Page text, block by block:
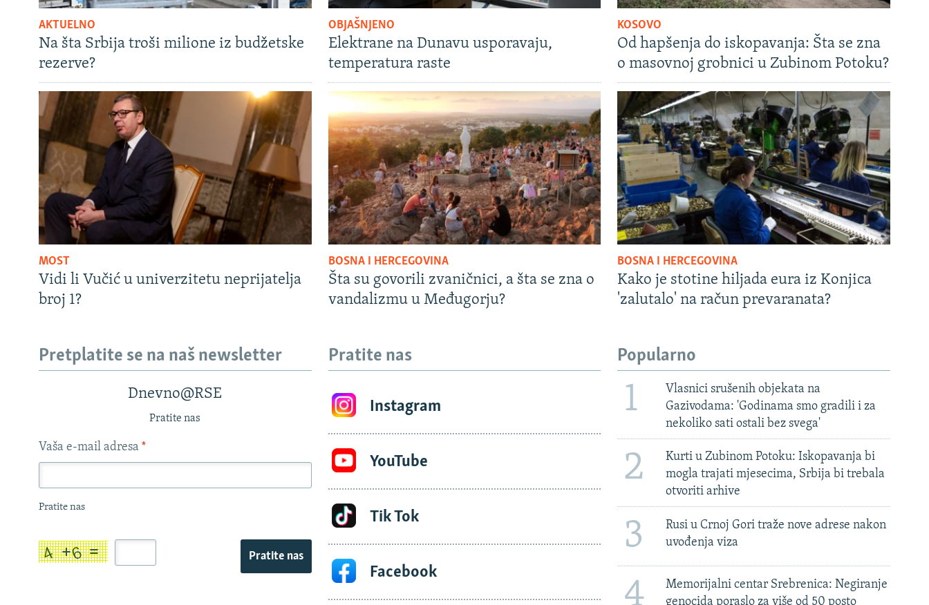
AKTUELNO
Na šta Srbija troši milione iz budžetske
rezerve?
OBJAŠNJENO
Elektrane na Dunavu usporavaju,
temperatura raste
KOSOVO
Od hapšenja do iskopavanja: Šta se zna
o masovnoj grobnici u Zubinom Potoku?
MOST
Vidi li Vučić u univerzitetu neprijatelja
broj 1?
BOSNA I HERCEGOVINA
Šta su govorili zvaničnici, a šta se zna o
vandalizmu u Međugorju?
BOSNA I HERCEGOVINA
Kako je stotine hiljada eura iz Konjica
'zalutalo' na račun prevaranata?
Pretplatite se na naš newsletter
Dnevno@RSE
Pratite nas
Vaša e-mail adresa *
Pratite nas
Pratite nas
Pratite nas
Instagram
YouTube
Tik Tok
Facebook
Popularno
1
Vlasnici srušenih objekata na
Gazivodama: 'Godinama smo gradili i za
nekoliko sati ostali bez svega'
2
Kurti u Zubinom Potoku: Iskopavanja bi
mogla trajati mjesecima, Srbija bi trebala
otvoriti arhive
3
Rusi u Crnoj Gori traže nove adrese nakon
uvođenja viza
4
Memorijalni centar Srebrenica: Negiranje
genocida poraslo za više od 50 posto